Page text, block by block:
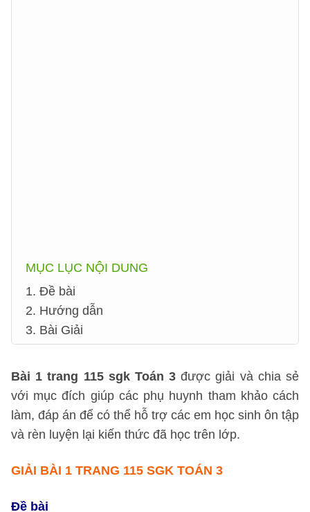
MỤC LỤC NỘI DUNG
1. Đề bài
2. Hướng dẫn
3. Bài Giải
Bài 1 trang 115 sgk Toán 3 được giải và chia sẻ
với mục đích giúp các phụ huynh tham khảo cách
làm, đáp án để có thể hỗ trợ các em học sinh ôn tập
và rèn luyện lại kiến thức đã học trên lớp.
GIẢI BÀI 1 TRANG 115 SGK TOÁN 3
Đề bài